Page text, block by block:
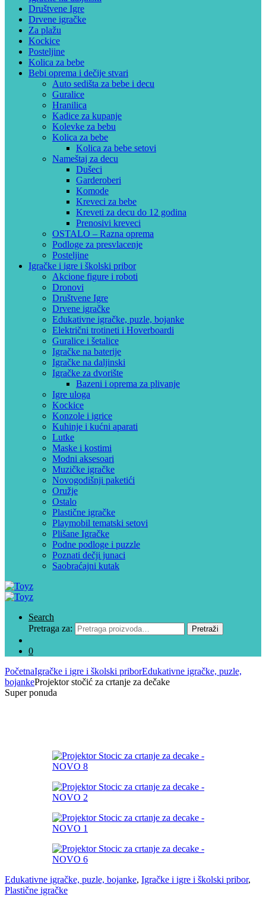
Društvene Igre
Drvene igračke
Za plažu
Kockice
Posteljine
Kolica za bebe
Bebi oprema i dečije stvari
Auto sedišta za bebe i decu
Guralice
Hranilica
Kadice za kupanje
Kolevke za bebu
Kolica za bebe
Kolica za bebe setovi
Nameštaj za decu
Dušeci
Garderoberi
Komode
Kreveci za bebe
Kreveti za decu do 12 godina
Prenosivi kreveci
OSTALO – Razna oprema
Podloge za presvlacenje
Posteljine
Igračke i igre i školski pribor
Akcione figure i roboti
Dronovi
Društvene Igre
Drvene igračke
Edukativne igračke, puzle, bojanke
Električni trotineti i Hoverboardi
Guralice i šetalice
Igračke na baterije
Igračke na daljinski
‎Igračke za dvorište
Bazeni i oprema za plivanje
Igre uloga
Kockice
Konzole i igrice
Kuhinje i kućni aparati
Lutke
Maske i kostimi
Modni aksesoari
Muzičke igračke
Novogodišnji paketići
Oružje
Ostalo
Plastične igračke
Playmobil tematski setovi
Plišane Igračke
Podne podloge i puzzle
Poznati dečji junaci
Saobraćajni kutak
Search
Pretraga za:
Pretraži
0
PočetnaIgračke i igre i školski priborEdukativne igračke, puzle,
bojankeProjektor stočić za crtanje za dečake
Super ponuda
Edukativne igračke, puzle, bojanke, Igračke i igre i školski pribor,
Plastične igračke